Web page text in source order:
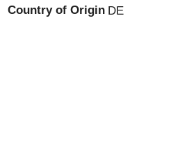
Country of Origin DE